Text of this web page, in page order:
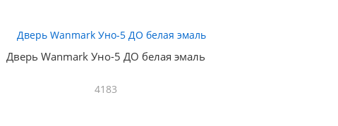
Дверь Wanmark Уно-5 ДО белая эмаль
4183